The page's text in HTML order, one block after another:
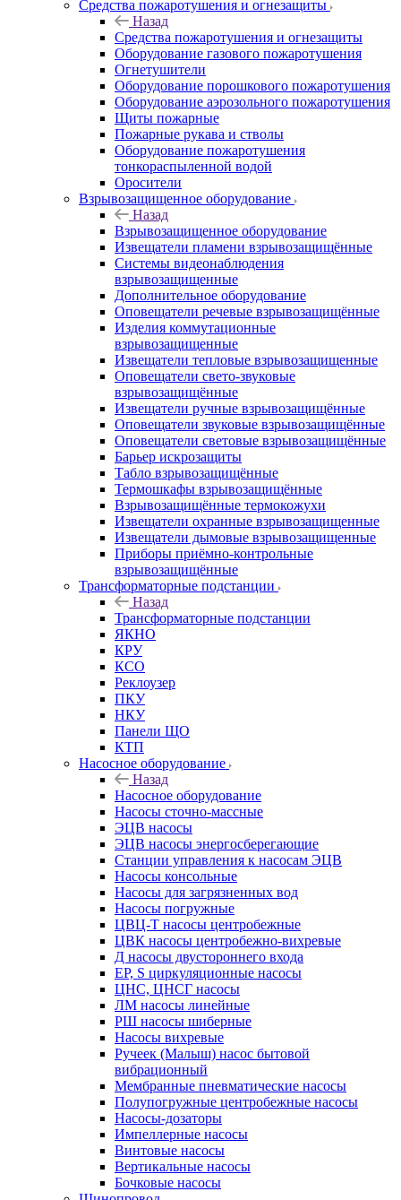
Средства пожаротушения и огнезащиты
Назад
Средства пожаротушения и огнезащиты
Оборудование газового пожаротушения
Огнетушители
Оборудование порошкового пожаротушения
Оборудование аэрозольного пожаротушения
Щиты пожарные
Пожарные рукава и стволы
Оборудование пожаротушения
тонкораспыленной водой
Оросители
Взрывозащищенное оборудование
Назад
Взрывозащищенное оборудование
Извещатели пламени взрывозащищённые
Системы видеонаблюдения
взрывозащищенные
Дополнительное оборудование
Оповещатели речевые взрывозащищённые
Изделия коммутационные
взрывозащищенные
Извещатели тепловые взрывозащищенные
Оповещатели свето-звуковые
взрывозащищённые
Извещатели ручные взрывозащищённые
Оповещатели звуковые взрывозащищённые
Оповещатели световые взрывозащищённые
Барьер искрозащиты
Табло взрывозащищённые
Термошкафы взрывозащищённые
Взрывозащищённые термокожухи
Извещатели охранные взрывозащищенные
Извещатели дымовые взрывозащищенные
Приборы приёмно-контрольные
взрывозащищённые
Трансформаторные подстанции
Назад
Трансформаторные подстанции
ЯКНО
КРУ
КСО
Реклоузер
ПКУ
НКУ
Панели ЩО
КТП
Насосное оборудование
Назад
Насосное оборудование
Насосы сточно-массные
ЭЦВ насосы
ЭЦВ насосы энергосберегающие
Станции управления к насосам ЭЦВ
Насосы консольные
Насосы для загрязненных вод
Насосы погружные
ЦВЦ-Т насосы центробежные
ЦВК насосы центробежно-вихревые
Д насосы двустороннего входа
EP, S циркуляционные насосы
ЦНС, ЦНСГ насосы
ЛМ насосы линейные
РШ насосы шиберные
Насосы вихревые
Ручеек (Малыш) насос бытовой
вибрационный
Мембранные пневматические насосы
Полупогружные центробежные насосы
Насосы-дозаторы
Импеллерные насосы
Винтовые насосы
Вертикальные насосы
Бочковые насосы